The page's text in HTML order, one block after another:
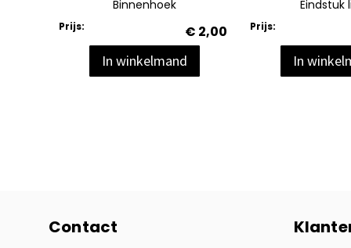
Binnenhoek
Prijs:
€ 2,00
In winkelmand
Eindstuk
Prijs:
In
Contact